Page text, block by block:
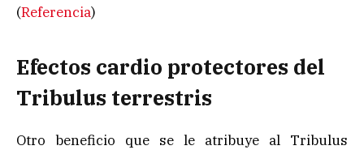
(Referencia)
Efectos cardio protectores del
Tribulus terrestris
Otro beneficio que se le atribuye al Tribulus